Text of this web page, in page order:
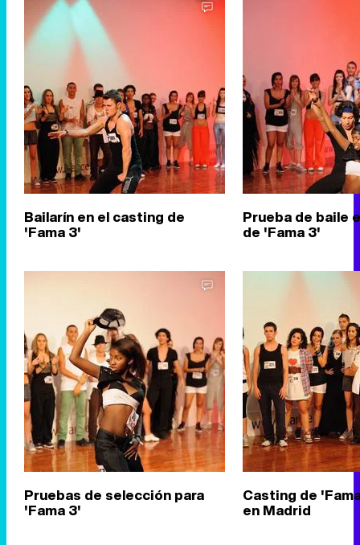
Bailarín en el casting de
'Fama 3'
Prueba de baile
de 'Fama 3'
Pruebas de selección para
'Fama 3'
Casting de
en Madrid